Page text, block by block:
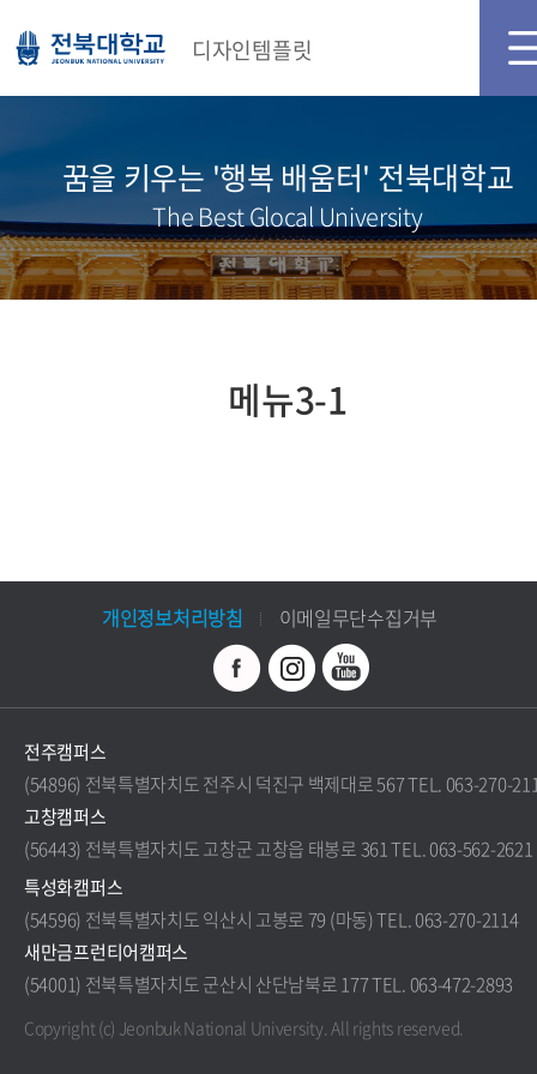
디자인템플릿
꿈을 키우는 '행복 배움터' 전북대학교
The Best Glocal University
메뉴3-1
개인정보처리방침 이메일무단수집거부
전주캠퍼스
(54896) 전북특별자치도 전주시 덕진구 백제대로 567 TEL. 063-270-
고창캠퍼스
(56443) 전북특별자치도 고창군 고창읍 태봉로 361 TEL. 063-562-2621
특성화캠퍼스
(54596) 전북특별자치도 익산시 고봉로 79 (마동) TEL. 063-270-2114
새만금프런티어캠퍼스
(54001) 전북특별자치도 군산시 산단남북로 177 TEL. 063-472-2893
Copyright (c) Jeonbuk National University.All rights reserved.